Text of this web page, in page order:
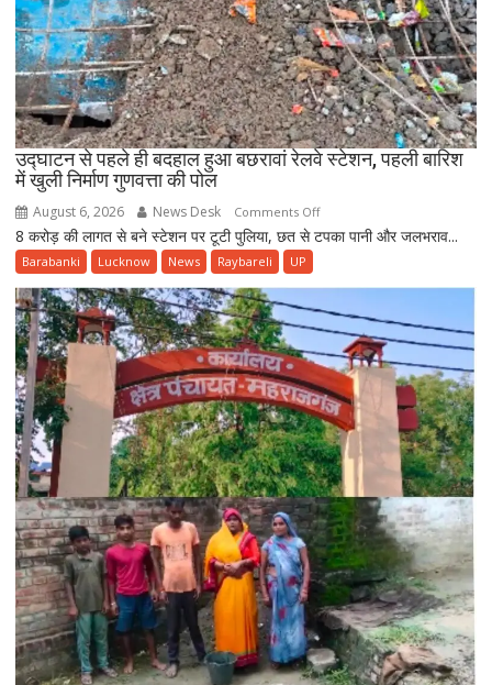
हादसा
उद्घाटन से पहले ही बदहाल हुआ बछरावां रेलवे स्टेशन, पहली बारिश
में खुली निर्माण गुणवत्ता की पोल
August 6, 2026 News Desk Comments Offon
उद्घाटन
पहले
ही
बदहाल
हुआ
बछरावां
रेलवे
स्टेशन,
पहली
बारिश
में
खुली
निर्माण
गुणवत्ता
पोल
8 करोड़ की लागत से बने स्टेशन पर टूटी पुलिया, छत से टपका पानी और जलभराव...
Barabanki Lucknow News Raybareli UP